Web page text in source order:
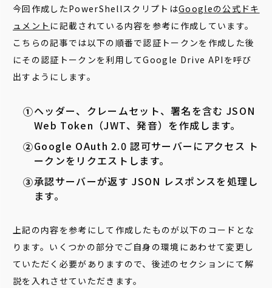
今回作成したPowerShellスクリプトはGoogleの公式ドキ
ュメント に記載されている内容を参考に作成しています。
こちらの記事では以下の順番で認証トークンを作成した後
にその認証トークンを利用してGoogle Drive APIを呼び
出すようにします。
ヘッダー、クレームセット、署名を含む JSON
Web Token（JWT、発音）を作成します。
Google OAuth 2.0 認可サーバーにアクセス ト
ークンをリクエストします。
承認サーバーが返す JSON レスポンスを処理し
ます。
上記の内容を参考にして作成したものが以下のコードとな
ります。いくつかの部分でご自身の環境にあわせて変更し
ていただく必要がありますので、後述のセクションにて解
説を入れさせていただきます。